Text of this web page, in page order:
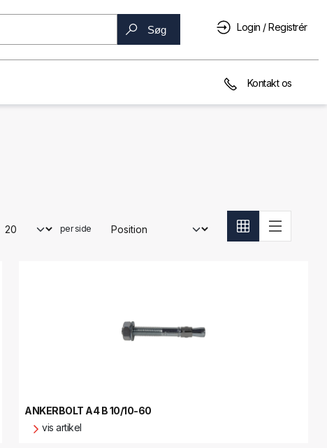
Søg Login / Registrér
Kontakt os
per side
ANKERBOLT A4 B 10/10-60
vis artikel